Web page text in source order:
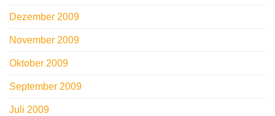
Dezember 2009
November 2009
Oktober 2009
September 2009
Juli 2009